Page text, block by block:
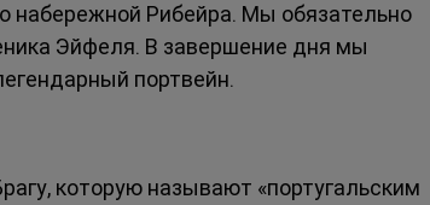
набережной Рибейра. Мы обязательно
Эйфеля. В завершение дня мы
портвейн.
которую называют «португальским